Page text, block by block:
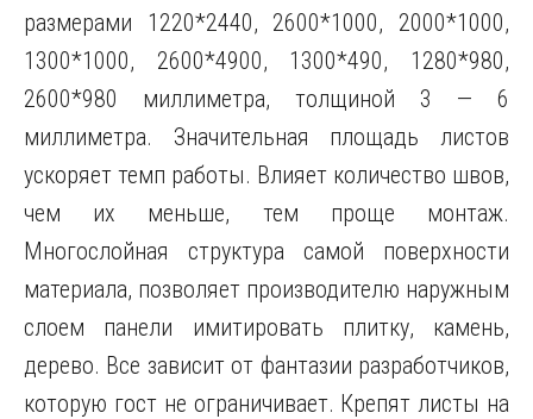
размерами 1220*2440, 2600*1000, 2000*1000,
1300*1000, 2600*4900, 1300*490, 1280*980,
2600*980 миллиметра, толщиной 3 — 6
миллиметра. Значительная площадь листов
ускоряет темп работы. Влияет количество швов,
чем их меньше, тем проще монтаж.
Многослойная структура самой поверхности
материала, позволяет производителю наружным
слоем панели имитировать плитку, камень,
дерево. Все зависит от фантазии разработчиков,
которую гост не ограничивает. Крепят листы на